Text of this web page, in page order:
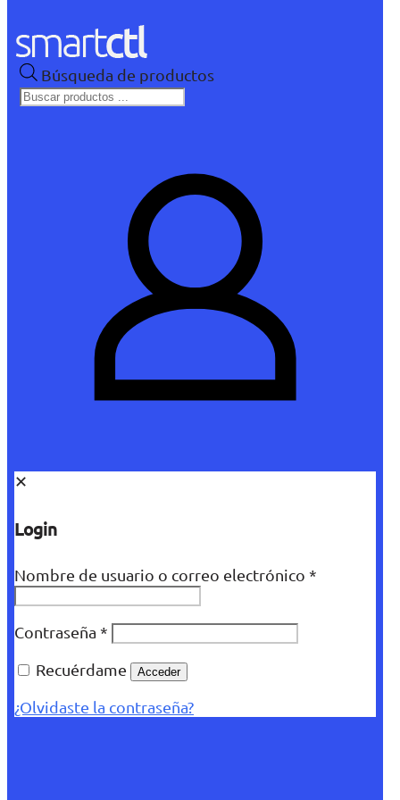
Búsqueda de productos
✕
Login
Nombre de usuario o correo electrónico *
Contraseña *
Recuérdame
Acceder
¿Olvidaste la contraseña?